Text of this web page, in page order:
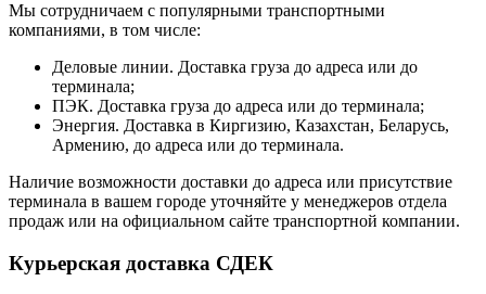
Мы сотрудничаем с популярными транспортными
компаниями, в том числе:
Деловые линии. Доставка груза до адреса или до
терминала;
ПЭК. Доставка груза до адреса или до терминала;
Энергия. Доставка в Киргизию, Казахстан, Беларусь,
Армению, до адреса или до терминала.
Наличие возможности доставки до адреса или присутствие
терминала в вашем городе уточняйте у менеджеров отдела
продаж или на официальном сайте транспортной компании.
Курьерская доставка СДЕК